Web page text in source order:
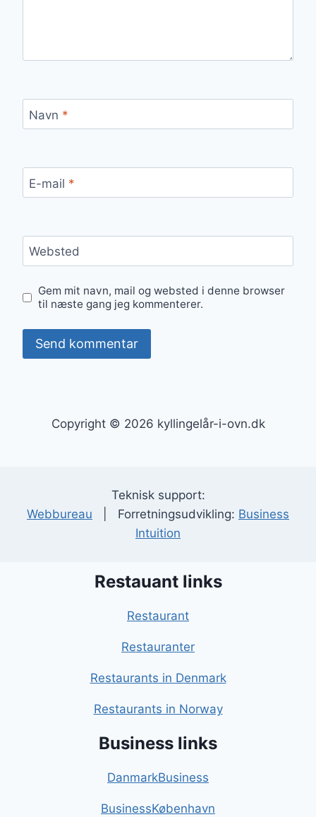
Navn *
E-mail *
Websted
Gem mit navn, mail og websted i denne browser
til næste gang jeg kommenterer.
Copyright © 2026 kyllingelår-i-ovn.dk
Teknisk support:
Webbureau | Forretningsudvikling: Business
Intuition
Restauant links
Restaurant
Restauranter
Restaurants in Denmark
Restaurants in Norway
Business links
DanmarkBusiness
BusinessKøbenhavn